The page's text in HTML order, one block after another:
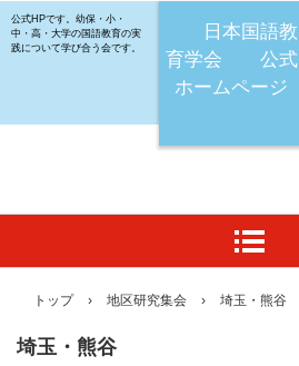
日本国語教
育学会 公式
ホームページ
公式HPです。幼保・小・
中・高・大学の国語教育の実
践について学び合う会です。
トップ › 地区研究集会 › 埼玉・熊谷
埼玉・熊谷